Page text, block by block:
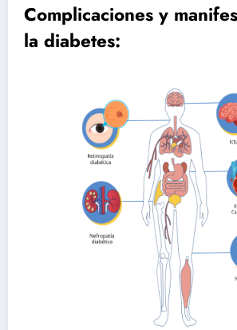
Complicaciones y
la diabetes: